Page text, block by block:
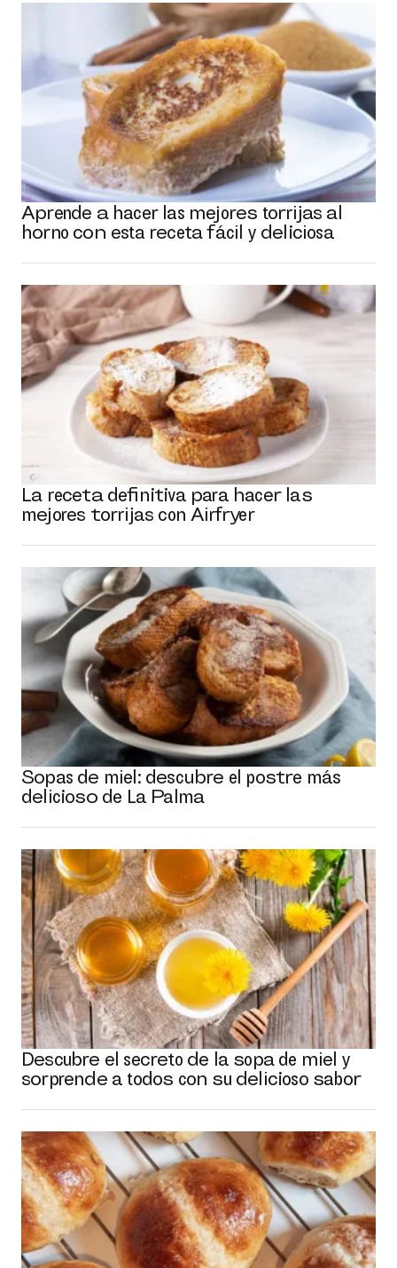
Aprende a hacer las mejores torrijas al
horno con esta receta fácil y deliciosa
La receta definitiva para hacer las
mejores torrijas con Airfryer
Sopas de miel: descubre el postre más
delicioso de La Palma
Descubre el secreto de la sopa de miel y
sorprende a todos con su delicioso sabor